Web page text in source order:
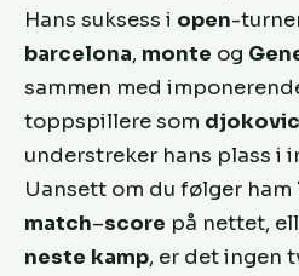
Hans suksess i open-
barcelona, monte og
sammen med
toppspillere som djokovic
understreker hans plass i
Uansett om du følger ham
match–score på nettet,
neste kamp, er det ingen